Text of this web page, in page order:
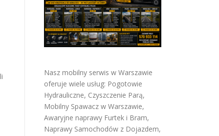
Nasz mobilny serwis w Warszawie
oferuje wiele usług: Pogotowie
Hydrauliczne, Czyszczenie Parą,
Mobilny Spawacz w Warszawie,
Awaryjne naprawy Furtek i Bram,
Naprawy Samochodów z Dojazdem,